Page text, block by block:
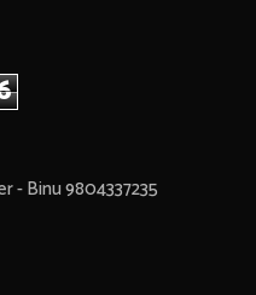
- Binu 9804337235